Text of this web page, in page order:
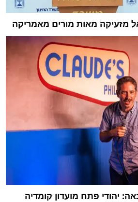
מזעיקה מאות מורים מאמריקה
יהודי פתח מועדון קומדיה